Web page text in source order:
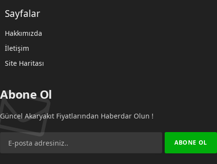
Sayfalar
Hakkımızda
İletişim
Site Haritası
Abone Ol
Güncel Akaryakıt Fiyatlarından Haberdar Olun !